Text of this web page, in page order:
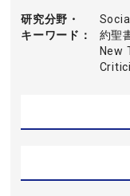
研究分野・
キーワード
約聖
New